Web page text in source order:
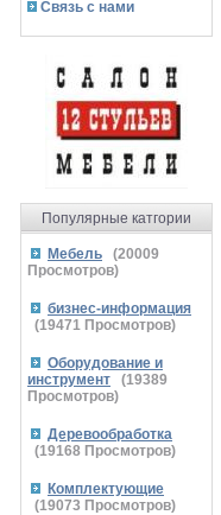
Связь с нами
Популярные катгории
Мебель (20009
Просмотров)
бизнес-информация
(19471 Просмотров)
Оборудование и
инструмент
(19389
Просмотров)
Деревообработка
(19168 Просмотров)
Комплектующие
(19073 Просмотров)